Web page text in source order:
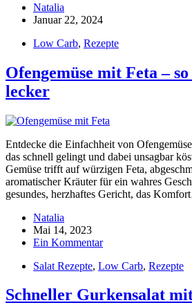
Natalia
Januar 22, 2024
Low Carb, Rezepte
Ofengemüse mit Feta –
lecker
Entdecke die Einfachheit von
das schnell gelingt und dabei unsagbar
Gemüse trifft auf würzigen Feta,
aromatischer Kräuter für ein wahres
gesundes, herzhaftes Gericht, das
Natalia
Mai 14, 2023
Ein Kommentar
Salat Rezepte, Low Carb, Rezepte
Schneller Gurkensalat